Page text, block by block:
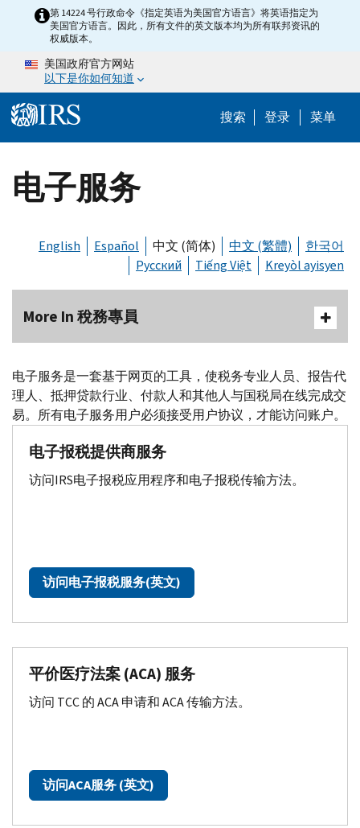
Skip to main content
第 14224 号行政命令《指定英语为美国官方语言》将英语指定为
美国官方语言。因此，所有文件的英文版本均为所有联邦资讯的
权威版本。
美国政府官方网站
以下是你如何知道
搜索 Help
登录 菜单
电子服务
English Español 中文 (简体) 中文 (繁體)
한국어
Русский
Tiếng Việt Kreyòl ayisyen
More In 稅務專員
Body
电子服务是一套基于网页的工具，使税务专业人员、报告代
理人、抵押贷款行业、付款人和其他人与国税局在线完成交
易。所有电子服务用户必须接受用户协议，才能访问账户。
电子报税提供商服务
访问IRS电子报税应用程序和电子报税传输方法。
访问电子报税服务(英文)
平价医疗法案 (ACA) 服务
访问 TCC的ACA申请和ACA传输方法。
访问ACA服务 (英文)